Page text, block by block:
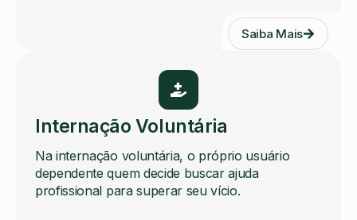
Saiba Mais
Internação Voluntária
Na internação voluntária, o próprio usuário
dependente quem decide buscar ajuda
profissional para superar seu vício.